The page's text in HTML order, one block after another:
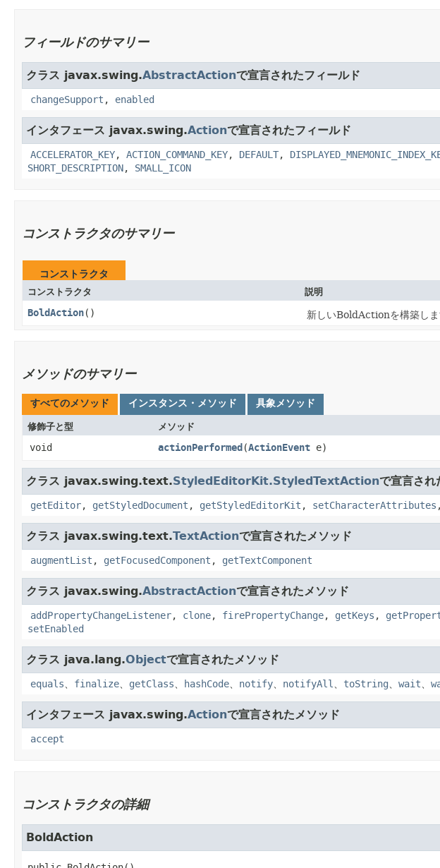
フィールドのサマリー
クラス javax.swing.AbstractActionで宣言されたフィールド
changeSupport , enabled
インタフェース javax.swing.Actionで宣言されたフィールド
ACCELERATOR_KEY, ACTION_COMMAND_KEY, DEFAULT,
SHORT_DESCRIPTION, SMALL_ICON
コンストラクタのサマリー
コンストラクタ
コンストラクタ 説明
BoldAction() 新しいBoldActionを構築しま
メソッドのサマリー
すべてのメソッド インスタンス・メソッド 具象メソッド
修飾子と型 メソッド
void actionPerformed ​(ActionEvent e)
クラス javax.swing.text.StyledEditorKit.StyledTextActionで宣言され
getEditor, getStyledDocument , getStyledEditorKit , setCharacterAttributes
クラス javax.swing.text.TextActionで宣言されたメソッド
augmentList , getFocusedComponent , getTextComponent
クラス javax.swing.AbstractActionで宣言されたメソッド
addPropertyChangeListener, clone, firePropertyChange, getKeys ,
setEnabled
クラス java.lang.Objectで宣言されたメソッド
equals、 finalize、 getClass、 hashCode、 notify、 notifyAll、 toString、 wait、
インタフェース javax.swing.Actionで宣言されたメソッド
accept
コンストラクタの詳細
BoldAction